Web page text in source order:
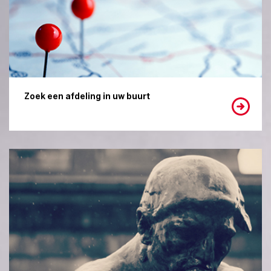
Zoek een afdeling in uw buurt